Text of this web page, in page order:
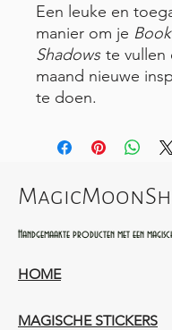
Een leuke en
manier om je
Shadows te vullen
maand nieuwe
te doen.
Handgemaakte producten met een
HOME
MAGISCHE STICKERS